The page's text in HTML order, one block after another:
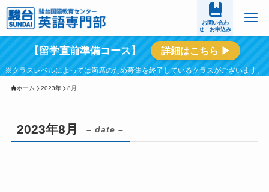
お問い合わ
せ お申込み
【留学直前準備コース】 詳細はこちら ▶
ホーム 2023年 8月
2023年8月 – date –